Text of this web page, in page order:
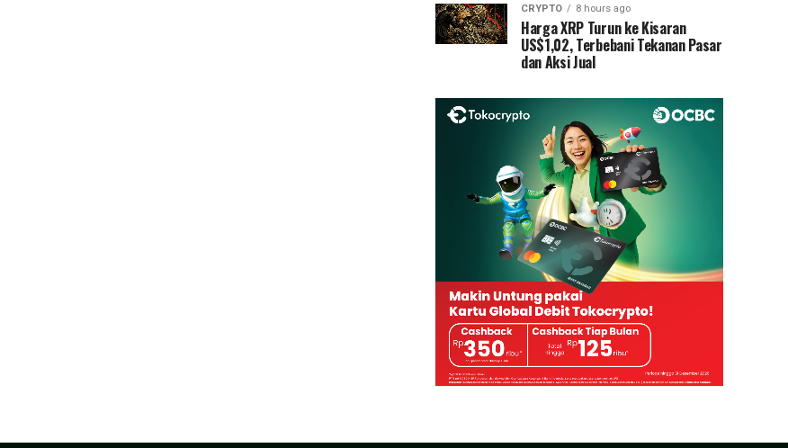
CRYPTO 8 hours ago
Harga XRP Turun ke Kisaran
US$1,02, Terbebani Tekanan Pasar
dan Aksi Jual